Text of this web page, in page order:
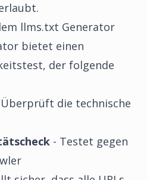
llms.txt Generator
bietet einen
der folgende
die technische
- Testet gegen